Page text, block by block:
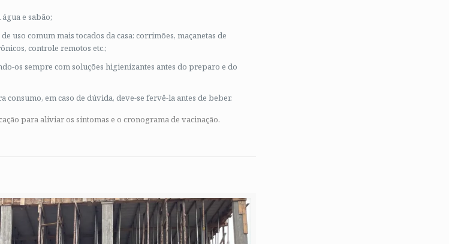
e sabão;
uso comum mais tocados da casa: corrimões, maçanetas de
controle remotos etc.;
os sempre com soluções higienizantes antes do preparo e do
em caso de dúvida, deve-se fervê-la antes de beber.
para aliviar os sintomas e o cronograma de vacinação.